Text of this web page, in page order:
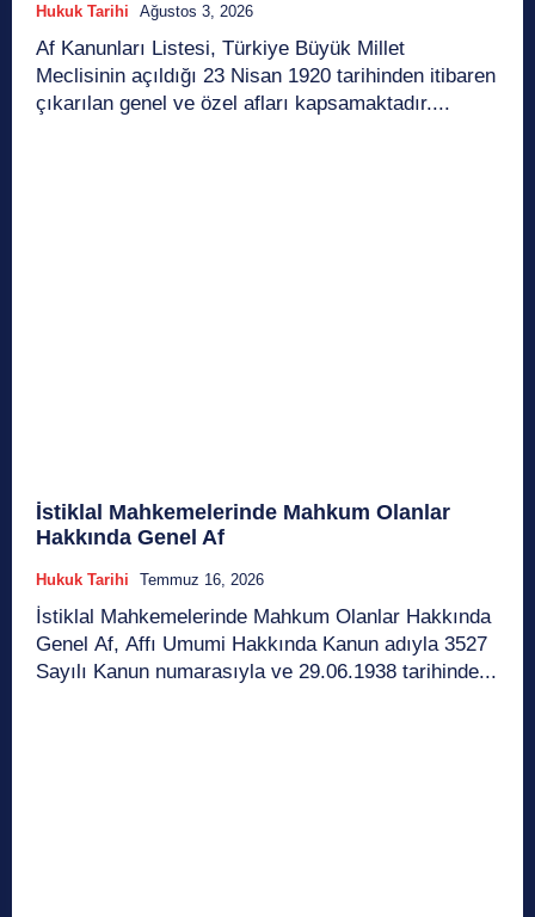
Hukuk Tarihi Ağustos 3, 2026
Af Kanunları Listesi, Türkiye Büyük Millet
Meclisinin açıldığı 23 Nisan 1920 tarihinden itibaren
çıkarılan genel ve özel afları kapsamaktadır....
İstiklal Mahkemelerinde Mahkum Olanlar
Hakkında Genel Af
Hukuk Tarihi Temmuz 16, 2026
İstiklal Mahkemelerinde Mahkum Olanlar Hakkında
Genel Af, Affı Umumi Hakkında Kanun adıyla 3527
Sayılı Kanun numarasıyla ve 29.06.1938 tarihinde...